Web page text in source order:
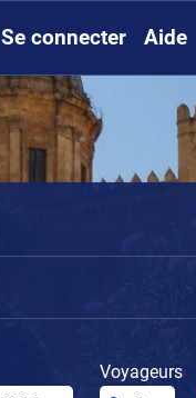
Se connecter Aide
Voyageurs